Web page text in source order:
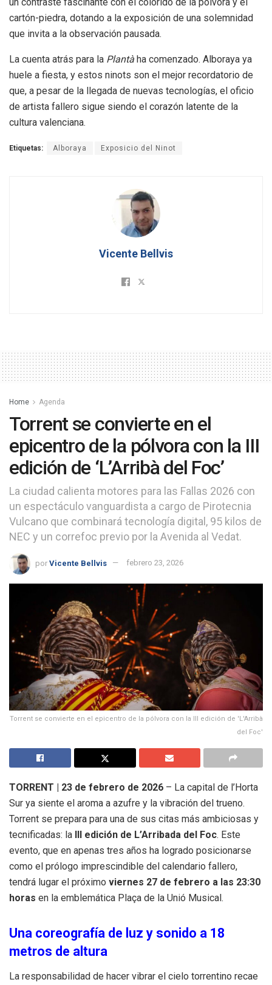
cartón-piedra, dotando a la exposición de una solemnidad
que invita a la observación pausada.
La cuenta atrás para la Plantà ha comenzado. Alboraya ya
huele a fiesta, y estos ninots son el mejor recordatorio de
que, a pesar de la llegada de nuevas tecnologías, el oficio
de artista fallero sigue siendo el corazón latente de la
cultura valenciana.
Etiquetas: Alboraya Exposicio del Ninot
Vicente Bellvis
Home Agenda
Torrent se convierte en el
epicentro de la pólvora con la III
edición de ‘L’Arribà del Foc’
La ciudad calienta motores para las Fallas 2026 con
un espectáculo vanguardista a cargo de Pirotecnia
Vulcano que combinará tecnología digital, 95 kilos de
NEC y un correfoc previo por la Avenida al Vedat.
por Vicente Bellvis febrero 23, 2026
Torrent se convierte en el epicentro de la pólvora con la III edición de 'L'Arribà
del Foc'
TORRENT | 23 de febrero de 2026 – La capital de l’Horta
Sur ya siente el aroma a azufre y la vibración del trueno.
Torrent se prepara para una de sus citas más ambiciosas y
tecnificadas: la III edición de L’Arribada del Foc. Este
evento, que en apenas tres años ha logrado posicionarse
como el prólogo imprescindible del calendario fallero,
tendrá lugar el próximo viernes 27 de febrero a las 23:30
horas en la emblemática Plaça de la Unió Musical.
Una coreografía de luz y sonido a 18
metros de altura
La responsabilidad de hacer vibrar el cielo torrentino recae